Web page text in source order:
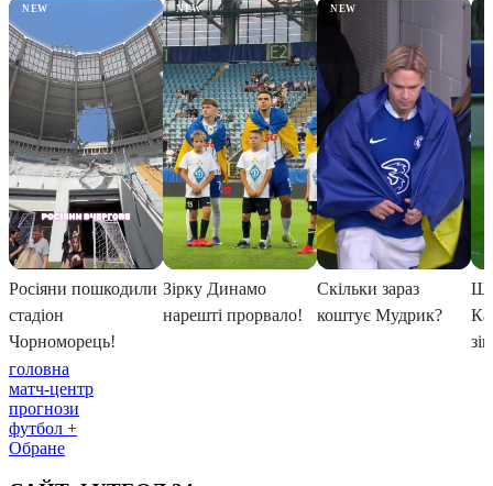
головна
матч-центр
прогнози
футбол +
Обране